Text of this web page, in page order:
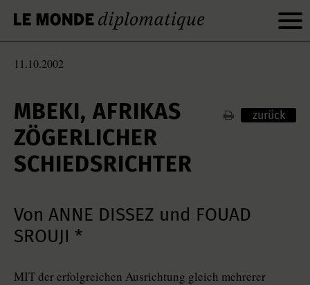
11.10.2002
MBEKI, AFRIKAS
ZÖGERLICHER
SCHIEDSRICHTER
zurück
Von ANNE DISSEZ und FOUAD
SROUJI *
MIT der erfolgreichen Ausrichtung gleich mehrerer